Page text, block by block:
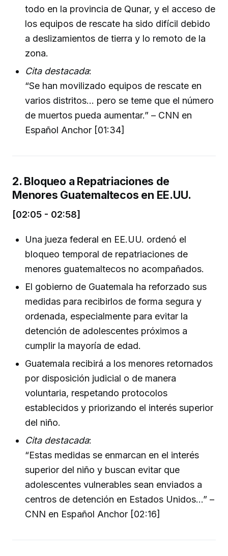
todo en la provincia de Qunar, y el acceso de
los equipos de rescate ha sido difícil debido
a deslizamientos de tierra y lo remoto de la
zona.
Cita destacada:
“Se han movilizado equipos de rescate en
varios distritos... pero se teme que el número
de muertos pueda aumentar.” – CNN en
Español Anchor [01:34]
2. Bloqueo a Repatriaciones de
Menores Guatemaltecos en EE.UU.
[02:05 - 02:58]
Una jueza federal en EE.UU. ordenó el
bloqueo temporal de repatriaciones de
menores guatemaltecos no acompañados.
El gobierno de Guatemala ha reforzado sus
medidas para recibirlos de forma segura y
ordenada, especialmente para evitar la
detención de adolescentes próximos a
cumplir la mayoría de edad.
Guatemala recibirá a los menores retornados
por disposición judicial o de manera
voluntaria, respetando protocolos
establecidos y priorizando el interés superior
del niño.
Cita destacada:
“Estas medidas se enmarcan en el interés
superior del niño y buscan evitar que
adolescentes vulnerables sean enviados a
centros de detención en Estados Unidos...” –
CNN en Español Anchor [02:16]